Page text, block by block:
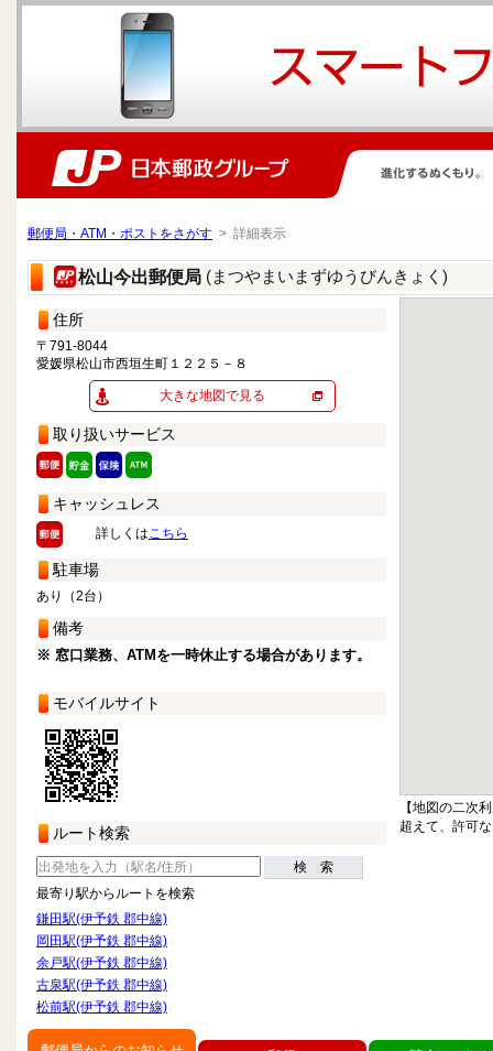
郵便局・ATM・ポストをさがす > 詳細表示
松山今出郵便局 (まつやまいまずゆうびんきょく)
住所
〒791-8044
愛媛県松山市西垣生町１２２５－８
大きな地図で見る
取り扱いサービス
キャッシュレス
詳しくはこちら
駐車場
あり（2台）
備考
※ 窓口業務、ATMを一時休止する場合があります。
モバイルサイト
ルート検索
検 索
最寄り駅からルートを検索
鎌田駅(伊予鉄 郡中線)
岡田駅(伊予鉄 郡中線)
余戸駅(伊予鉄 郡中線)
古泉駅(伊予鉄 郡中線)
松前駅(伊予鉄 郡中線)
【地図の二次
超えて、許可